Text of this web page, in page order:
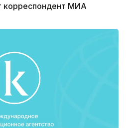
корреспондент МИА